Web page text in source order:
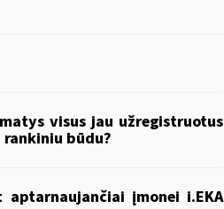
visus jau užregistruotus
rankiniu būdu?
įmonei i.EKA